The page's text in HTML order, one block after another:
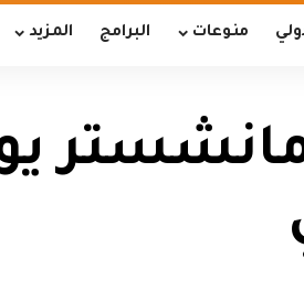
منوعات البرامج المزيد